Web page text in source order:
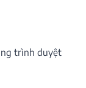
trình duyệt